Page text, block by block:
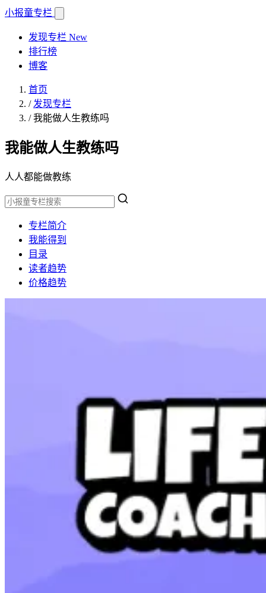
小报童专栏
发现专栏 New
排行榜
博客
首页
/ 发现专栏
/我能做人生教练吗
我能做人生教练吗
人人都能做教练
专栏简介
我能得到
目录
读者趋势
价格趋势